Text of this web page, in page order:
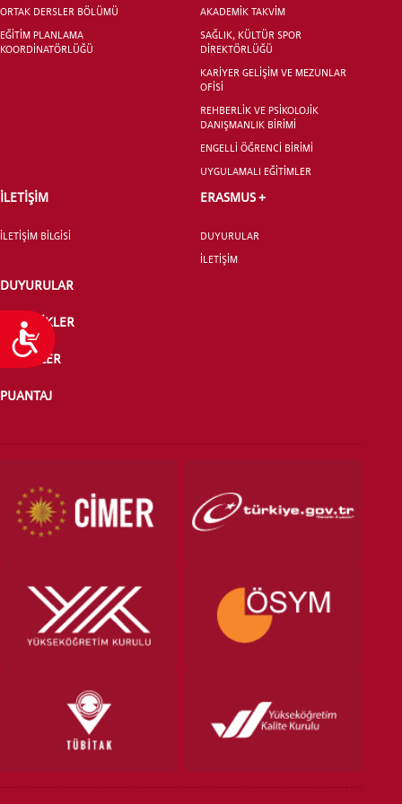
Ulaşılabilirlik
ORTAK DERSLER BÖLÜMÜ
EĞİTİM PLANLAMA
KOORDİNATÖRLÜĞÜ
AKADEMİK TAKVİM
SAĞLIK, KÜLTÜR SPOR
DİREKTÖRLÜĞÜ
KARİYER GELİŞİM VE MEZUNLAR
OFİSİ
REHBERLİK VE PSİKOLOJİK
DANIŞMANLIK BİRİMİ
ENGELLİ ÖĞRENCİ BİRİMİ
UYGULAMALI EĞİTİMLER
İLETİŞİM
İLETİŞİM BİLGİSİ
ERASMUS +
DUYURULAR
İLETİŞİM
DUYURULAR
ETKİNLİKLER
HABERLER
PUANTAJ